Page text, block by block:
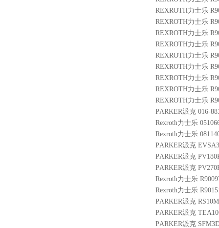
REXROTH力士乐
REXROTH力士乐
REXROTH力士乐
REXROTH力士乐
REXROTH力士乐
REXROTH力士乐
REXROTH力士乐
REXROTH力士乐
REXROTH力士乐
PARKER派克 016-
Rexroth力士乐
Rexroth力士乐
PARKER派克
PARKER派克
PARKER派克
Rexroth力士乐
Rexroth力士乐
PARKER派克
PARKER派克
PARKER派克